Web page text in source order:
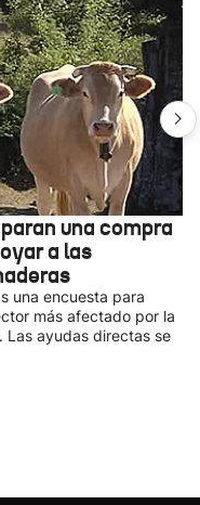
una compra
a las
una encuesta para
más afectado por la
Las ayudas directas se